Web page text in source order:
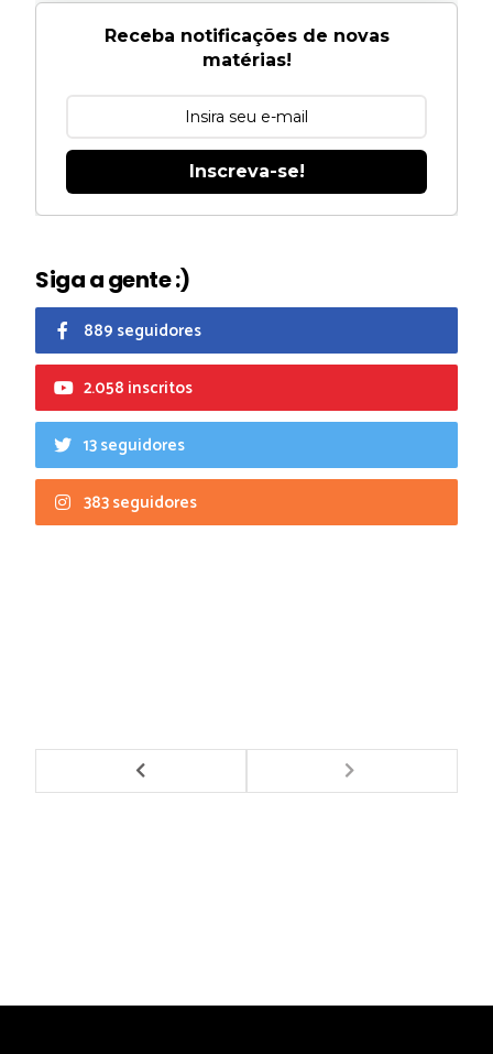
Receba notificações de novas
matérias!
Inscreva-se!
Siga a gente :)
889 seguidores
2.058 inscritos
13 seguidores
383 seguidores